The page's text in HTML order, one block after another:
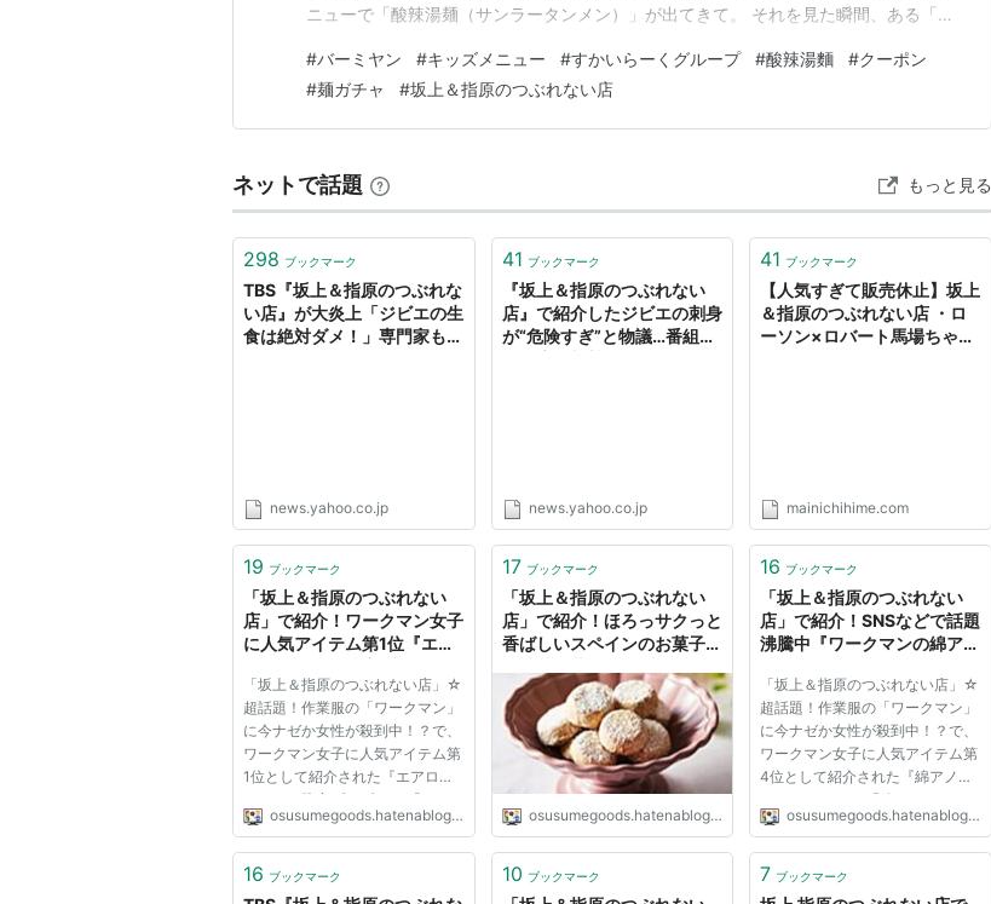
ニューで「酸辣湯麺（サンラータンメン）」が出てきて。 それを見た瞬間、ある「お
雨変更」 私、あの酸っぱ辛い味が大好きで、バーミヤンに行くとかなりの確率で酸辣
湯麺を頼むんです。 でも、40代後半、万年ダイエット…
#バーミヤン #キッズメニュー #すかいらーくグループ #酸辣湯麵 #クーポン
#麺ガチャ #坂上＆指原のつぶれない店
ネットで話題 もっと見る
298 ブックマーク
TBS『坂上＆指原のつぶれな
い店』が大炎上「ジビエの生
食は絶対ダメ！」専門家も警
news.yahoo.co.jp
41 ブックマーク
『坂上＆指原のつぶれない
店』で紹介したジビエの刺身
が“危険すぎ”と物議…番組は
news.yahoo.co.jp
41 ブックマーク
【人気すぎて販売休止】坂上
＆指原のつぶれない店 ・ロ
ーソン×ロバート馬場ちゃん
mainichihime.com
19 ブックマーク
「坂上＆指原のつぶれない
店」で紹介！ワークマン女子
に人気アイテム第1位『エア
- こういうものはどうですか
「坂上＆指原のつぶれない店」☆
超話題！作業服の「ワークマン」
に今ナゼか女性が殺到中！？で、
ワークマン女子に人気アイテム第
1位として紹介された『エアロス
トレッチ防寒ブルゾン』 「エア
ロストレッチ防寒ブルゾン」は、
完全シャットアウトすることか
osusumegoods.hatenablog.jp
17 ブックマーク
「坂上＆指原のつぶれない
店」で紹介！ほろっサクっと
香ばしいスペインのお菓子
ルボローネ』 - こういうもの
はどうですか
osusumegoods.hatenablog.jp
16 ブックマーク
「坂上＆指原のつぶれない
店」で紹介！SNSなどで話題
沸騰中『ワークマンの綿アノ
ものはどうですか
「坂上＆指原のつぶれない店」☆
超話題！作業服の「ワークマン」
に今ナゼか女性が殺到中！？で、
ワークマン女子に人気アイテム第
4位として紹介された『綿アノラ
ックパーカー』 「綿アノラック
パーカー」は、素材は綿100％の
アウトドア好きにおすすめの商品
osusumegoods.hatenablog.jp
16 ブックマーク 10 ブックマーク 7 ブックマーク